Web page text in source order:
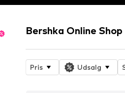
Bershka Online Shop
Pris Udsalg